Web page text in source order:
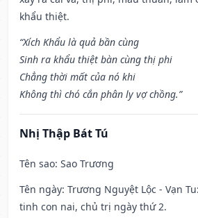
khẩu thiệt.
“Xích Khẩu là quả bần cùng
Sinh ra khẩu thiệt bàn cùng thị phi
Chẳng thời mất của nó khi
Không thì chó cắn phân ly vợ chồng.”
Nhị Thập Bát Tú
Tên sao: Sao Trương
Tên ngày: Trương Nguyệt Lộc - Vạn
tinh con nai, chủ trị ngày thứ 2.